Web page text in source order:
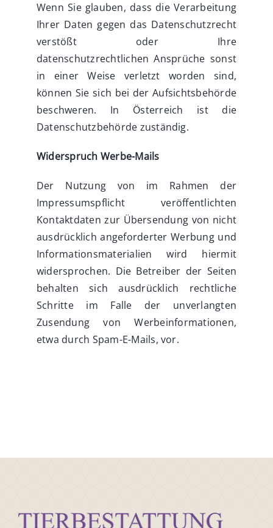
Wenn Sie glauben, dass die Verarbeitung
Ihrer Daten gegen das Datenschutzrecht
verstößt oder Ihre
datenschutzrechtlichen Ansprüche sonst
in einer Weise verletzt worden sind,
können Sie sich bei der Aufsichtsbehörde
beschweren. In Österreich ist die
Datenschutzbehörde zuständig.
Widerspruch Werbe-Mails
Der Nutzung von im Rahmen der
Impressumspflicht veröffentlichten
Kontaktdaten zur Übersendung von nicht
ausdrücklich angeforderter Werbung und
Informationsmaterialien wird hiermit
widersprochen. Die Betreiber der Seiten
behalten sich ausdrücklich rechtliche
Schritte im Falle der unverlangten
Zusendung von Werbeinformationen,
etwa durch Spam-E-Mails, vor.